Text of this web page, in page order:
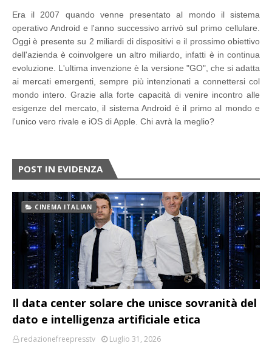
Era il 2007 quando venne presentato al mondo il sistema
operativo Android e l'anno successivo arrivò sul primo cellulare.
Oggi è presente su 2 miliardi di dispositivi e il prossimo obiettivo
dell'azienda è coinvolgere un altro miliardo, infatti è in continua
evoluzione. L'ultima invenzione è la versione "GO", che si adatta
ai mercati emergenti, sempre più intenzionati a connettersi col
mondo intero. Grazie alla forte capacità di venire incontro alle
esigenze del mercato, il sistema Android è il primo al mondo e
l'unico vero rivale e iOS di Apple. Chi avrà la meglio?
POST IN EVIDENZA
CINEMA ITALIAN
Il data center solare che unisce sovranità del
dato e intelligenza artificiale etica
redazionefreepresstv
Luglio 31, 2026